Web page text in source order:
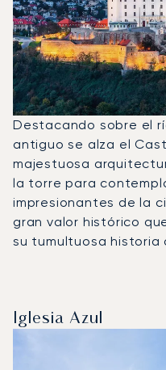
Destacando sobre el
antiguo se alza el
majestuosa
la torre para
impresionantes de la
gran valor histórico
su tumultuosa historia
Iglesia Azul